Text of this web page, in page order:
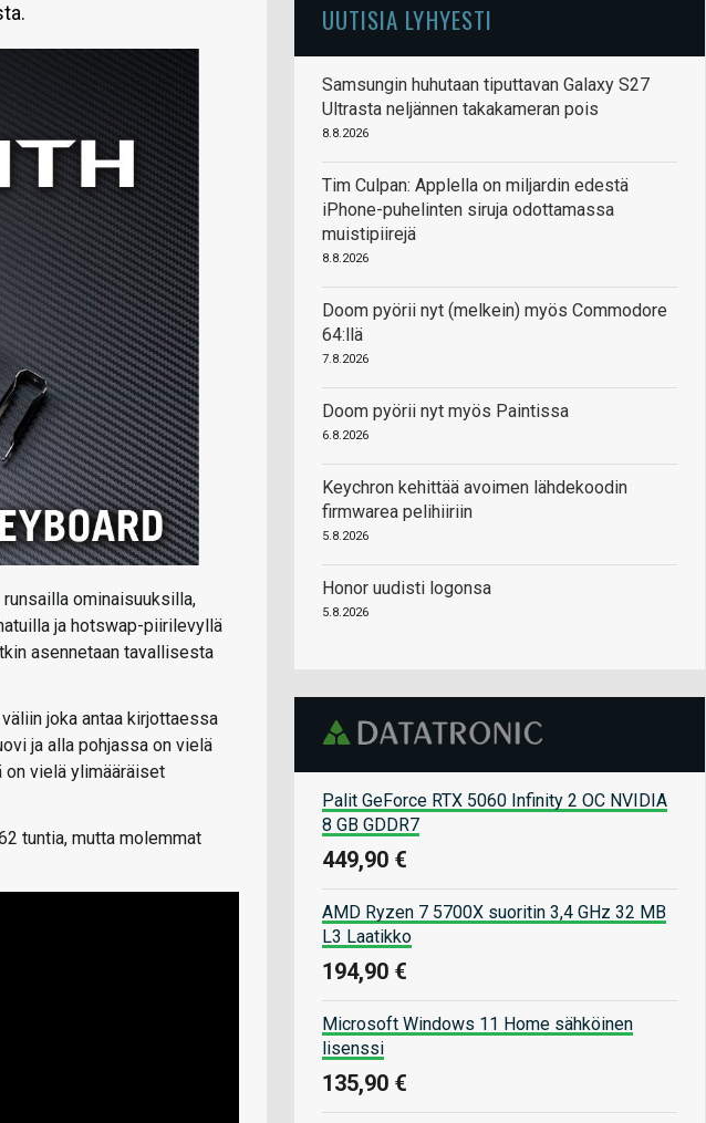
ominaisuuksilla,
ja hotswap-piirilevyllä
asennetaan tavallisesta
joka antaa kirjottaessa
ja alla pohjassa on vielä
on vielä ylimääräiset
tuntia, mutta molemmat
UUTISIA LYHYESTI
Samsungin huhutaan tiputtavan Galaxy S27
Ultrasta neljännen takakameran pois
8.8.2026
Tim Culpan: Applella on miljardin edestä
iPhone-puhelinten siruja odottamassa
muistipiirejä
8.8.2026
Doom pyörii nyt (melkein) myös Commodore
64:llä
7.8.2026
Doom pyörii nyt myös Paintissa
6.8.2026
Keychron kehittää avoimen lähdekoodin
firmwarea pelihiiriin
5.8.2026
Honor uudisti logonsa
5.8.2026
Palit GeForce RTX 5060 Infinity 2 OC NVIDIA
8 GB GDDR7
449,90 €
AMD Ryzen 7 5700X suoritin 3,4 GHz 32 MB
L3 Laatikko
194,90 €
Microsoft Windows 11 Home sähköinen
lisenssi
135,90 €